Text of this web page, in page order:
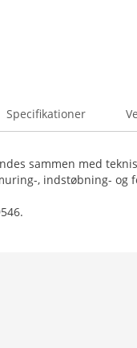
Specifikationer
sammen med
, indstøbning- og